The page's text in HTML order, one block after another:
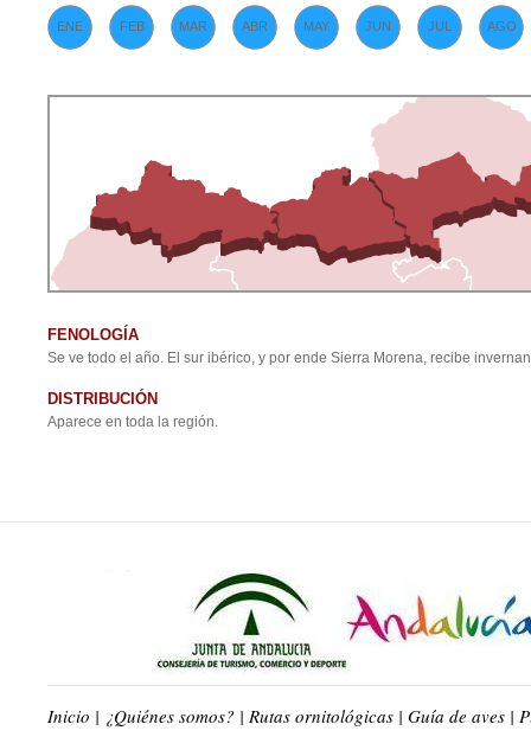
ENE FEB MAR ABR MAY JUN JUL AGO
FENOLOGÍA
Se ve todo el año. El sur ibérico, y por ende Sierra Morena, recibe
DISTRIBUCIÓN
Aparece en toda la región.
Inicio | ¿Quiénes somos? | Rutas ornitológicas | Guía de aves |